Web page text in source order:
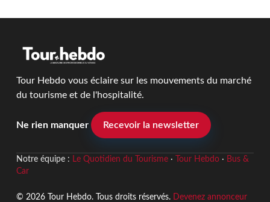
Tour Hebdo vous éclaire sur les mouvements du marché
du tourisme et de l'hospitalité.
Ne rien manquer Recevoir la newsletter
Notre équipe : Le Quotidien du Tourisme· Tour Hebdo· Bus &
Car
© 2026 Tour Hebdo. Tous droits réservés. Devenez annonceur